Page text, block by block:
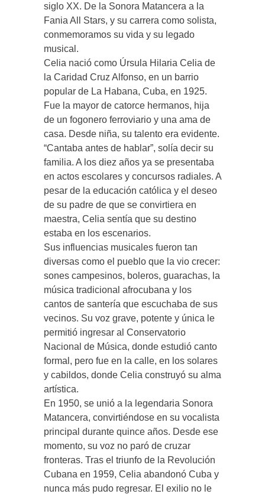
siglo XX. De la Sonora Matancera a la
Fania All Stars, y su carrera como solista,
conmemoramos su vida y su legado
musical.
Celia nació como Úrsula Hilaria Celia de
la Caridad Cruz Alfonso, en un barrio
popular de La Habana, Cuba, en 1925.
Fue la mayor de catorce hermanos, hija
de un fogonero ferroviario y una ama de
casa. Desde niña, su talento era evidente.
“Cantaba antes de hablar”, solía decir su
familia. A los diez años ya se presentaba
en actos escolares y concursos radiales. A
pesar de la educación católica y el deseo
de su padre de que se convirtiera en
maestra, Celia sentía que su destino
estaba en los escenarios.
Sus influencias musicales fueron tan
diversas como el pueblo que la vio crecer:
sones campesinos, boleros, guarachas, la
música tradicional afrocubana y los
cantos de santería que escuchaba de sus
vecinos. Su voz grave, potente y única le
permitió ingresar al Conservatorio
Nacional de Música, donde estudió canto
formal, pero fue en la calle, en los solares
y cabildos, donde Celia construyó su alma
artística.
En 1950, se unió a la legendaria Sonora
Matancera, convirtiéndose en su vocalista
principal durante quince años. Desde ese
momento, su voz no paró de cruzar
fronteras. Tras el triunfo de la Revolución
Cubana en 1959, Celia abandonó Cuba y
nunca más pudo regresar. El exilio no le